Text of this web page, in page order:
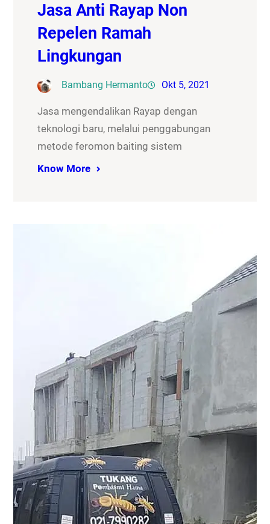
Jasa Anti Rayap Non
Repelen Ramah
Lingkungan
Bambang Hermanto Okt 5, 2021
Jasa mengendalikan Rayap dengan
teknologi baru, melalui penggabungan
metode feromon baiting sistem
Know More